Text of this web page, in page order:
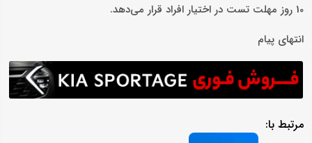
10 روز مهلت تست در اختیار افراد قرار می‌دهد.
انتهای پیام
مرتبط با: